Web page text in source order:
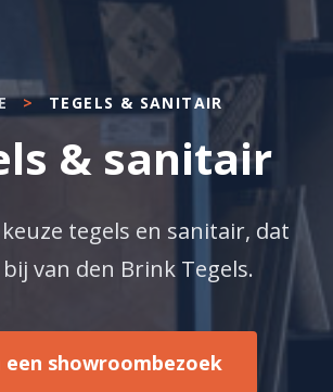
> TEGELS & SANITAIR
& sanitair
tegels en sanitair, dat
van den Brink Tegels.
een showroombezoek